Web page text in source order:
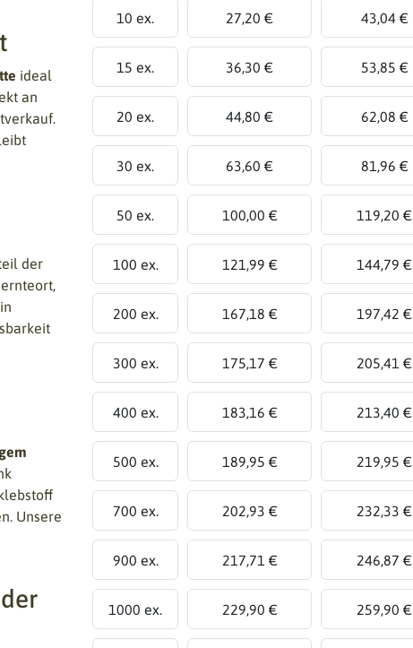
ideal
an
der
Unsere
10 ex. 27,20 € 43,04 €
15 ex. 36,30 € 53,85 €
20 ex. 44,80 € 62,08 €
30 ex. 63,60 € 81,96 €
50 ex. 100,00 € 119,20 €
100 ex. 121,99 € 144,79 €
200 ex. 167,18 € 197,42 €
300 ex. 175,17 € 205,41 €
400 ex. 183,16 € 213,40 €
500 ex. 189,95 € 219,95 €
700 ex. 202,93 € 232,33 €
900 ex. 217,71 € 246,87 €
1000 ex. 229,90 € 259,90 €